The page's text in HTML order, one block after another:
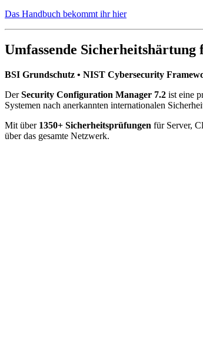
Das Handbuch bekommt ihr hier
Umfassende
BSI Grundschutz • NIST Cybersecurity
DerSecurity Configuration Manager 7.2 ist eine
Systemen nach anerkannten internationalen
Mit über 1350+ Sicherheitsprüfungen für Server,
über das gesamte Netzwerk.